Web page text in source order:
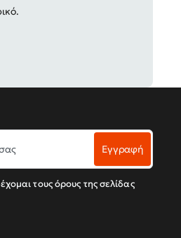
Εγγραφή
τους όρους της σελίδας